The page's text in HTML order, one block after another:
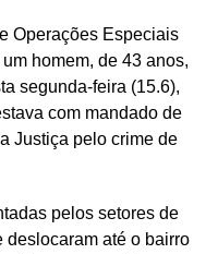
Operações Especiais
homem, de 43 anos,
segunda-feira (15.6),
com mandado de
Justiça pelo crime de
pelos setores de
até o bairro